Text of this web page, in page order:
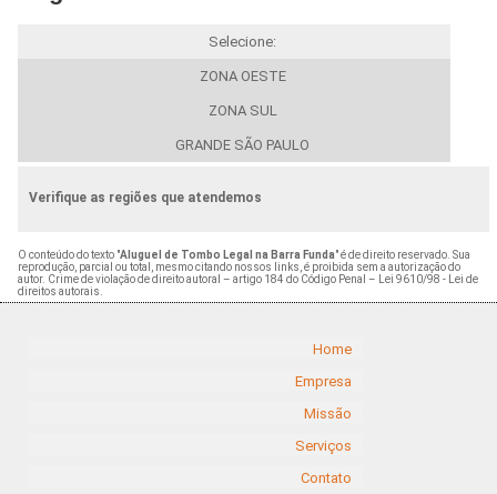
Selecione:
ZONA OESTE
ZONA SUL
GRANDE SÃO PAULO
Verifique as regiões que atendemos
O conteúdo do texto "Aluguel de Tombo Legal na Barra Funda" é de direito reservado. Sua
reprodução, parcial ou total, mesmo citando nossos links, é proibida sem a autorização do
autor. Crime de violação de direito autoral – artigo 184 do Código Penal –
Lei 9610/98 - Lei de
direitos autorais
Home
Empresa
Missão
Serviços
Contato